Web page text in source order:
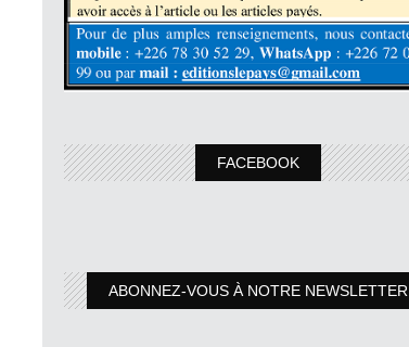
FACEBOOK
ABONNEZ-VOUS À NOTRE NEWSLETTER